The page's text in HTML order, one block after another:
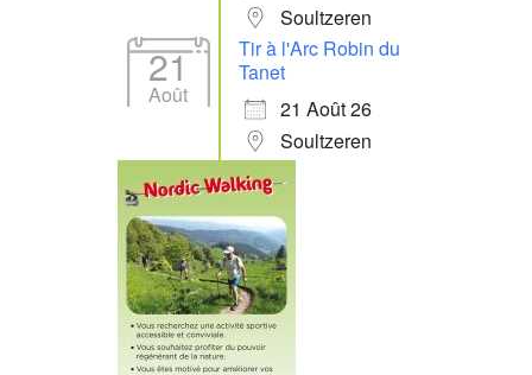
Soultzeren
21
Août
Tir à l'Arc Robin du
Tanet
21 Août 26
Soultzeren